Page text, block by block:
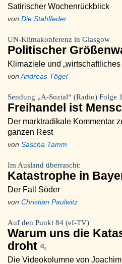
Satirischer Wochenrückblick
von Die Stahlfeder
UN-Klimakonferenz in Glasgow
Politischer
Klimaziele und „wirtschaftliches
von Andreas Tögel
Sendung „A-Sozial“ (Radio) Folge
Freihandel ist
Der marktradikale Kommentar
ganzen Rest
von Sascha Tamm
Im Ausland überrascht:
Katastrophe in
Der Fall Söder
von Christian Paulwitz
Auf den Punkt 84 (ef-TV)
Warum uns die
droht
Die Videokolumne von